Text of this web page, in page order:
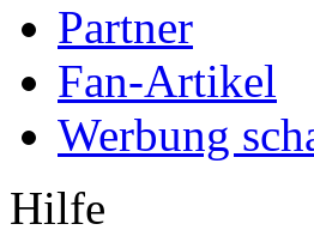
Partner
Fan-Artikel
Werbung
Hilfe